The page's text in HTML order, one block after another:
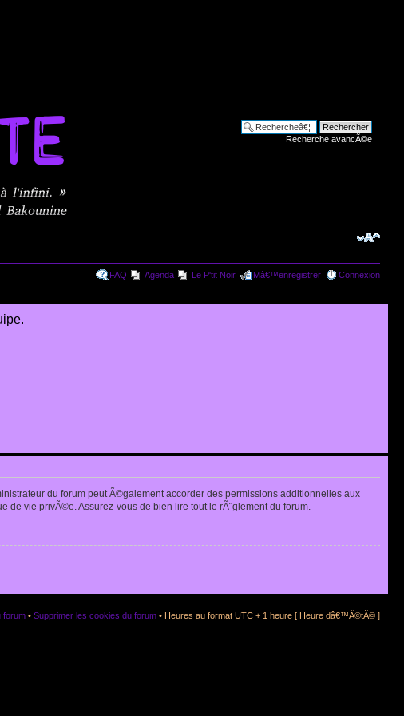
Recherche avancÃ©e
FAQ Agenda Le P'tit Noir Mâ€™enregistrer Connexion
du forum peut Ã©galement accorder des permissions additionnelles aux
vie privÃ©e. Assurez-vous de bien lire tout le rÃ¨glement du forum.
forum • Supprimer les cookies du forum • Heures au format UTC + 1 heure [ Heure dâ€™Ã©tÃ© ]